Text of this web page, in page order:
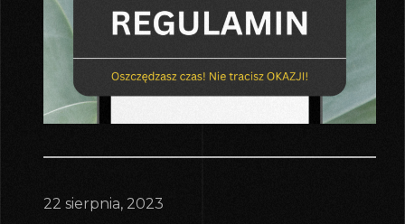
22 sierpnia, 2023